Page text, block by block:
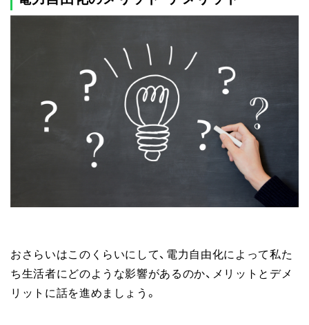
おさらいはこのくらいにして、電力自由化によって私た
ち生活者にどのような影響があるのか、メリットとデメ
リットに話を進めましょう。